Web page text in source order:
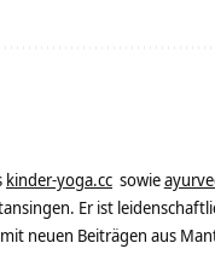
kinder-yoga.cc sowie
Er ist
neuen Beiträgen aus